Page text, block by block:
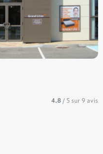
4.8 / 5 sur 9 avis